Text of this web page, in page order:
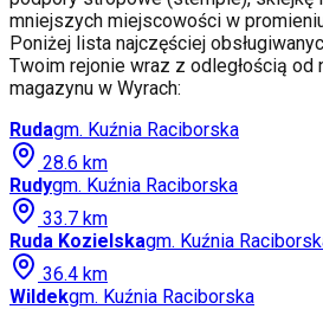
mniejszych miejscowości w
Poniżej lista najczęściej
Twoim rejonie wraz z odległością od
magazynu w Wyrach:
Rudagm. Kuźnia Raciborska
28.6 km
Rudygm. Kuźnia Raciborska
33.7 km
Ruda Kozielskagm. Kuźnia
36.4 km
Wildekgm. Kuźnia Raciborska